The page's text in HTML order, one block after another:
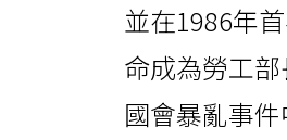
並在1986年
命成為勞工
國會暴亂事